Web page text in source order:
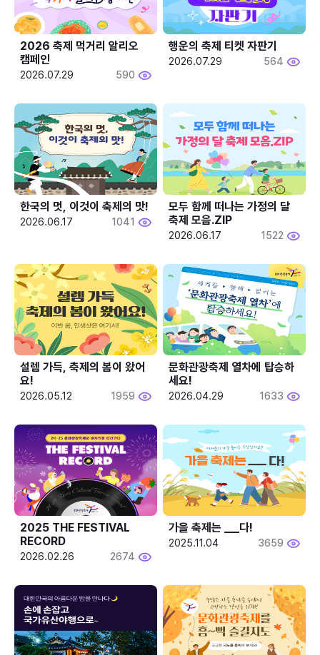
2026 축제 먹거리 알리오
캠페인
2026.07.29 590
행운의 축제 티켓 자판기
2026.07.29 564
한국의 멋, 이것이 축제의 맛!
2026.06.17 1041
모두 함께 떠나는 가정의 달
축제 모음.ZIP
2026.06.17 1522
설렘 가득, 축제의 봄이 왔어
요!
2026.05.12 1959
문화관광축제 열차에 탑승하
세요!
2026.04.29 1633
2025 THE FESTIVAL
RECORD
2026.02.26 2674
2025.11.04 3659